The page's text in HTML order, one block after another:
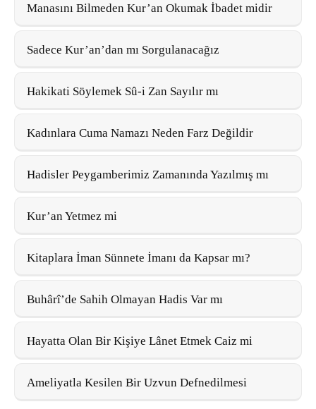
Manasını Bilmeden Kur’an Okumak İbadet midir
Sadece Kur’an’dan mı Sorgulanacağız
Hakikati Söylemek Sû-i Zan Sayılır mı
Kadınlara Cuma Namazı Neden Farz Değildir
Hadisler Peygamberimiz Zamanında Yazılmış mı
Kur’an Yetmez mi
Kitaplara İman Sünnete İmanı da Kapsar mı?
Buhârî’de Sahih Olmayan Hadis Var mı
Hayatta Olan Bir Kişiye Lânet Etmek Caiz mi
Ameliyatla Kesilen Bir Uzvun Defnedilmesi